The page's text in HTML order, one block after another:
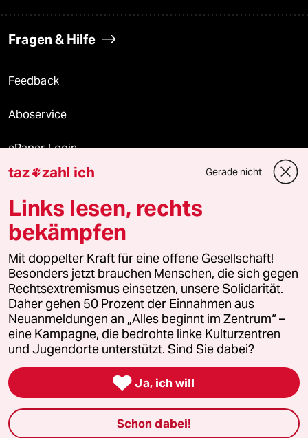
Fragen & Hilfe
Feedback
Aboservice
ePaper Login
Downloads für Abonnierende
© 2026 taz Verlags und Vertriebs GmbH
Alle Rechte vorbehalten. Bei rechtlichen Fragen oder für Genehmigungen
wenden Sie sich bitte an lizenzen@taz.de
Feedback Redaktionsstatut Kommune-Richtlinien
Leitlinie Informant Datenschutz Impressum AGB
Seitenwende Einwilligungen widerrufen (Ads)
taz zahl ich Gerade nicht
Links lesen, rechts
bekämpfen
Mit doppelter Kraft für eine offene Gesellschaft!
Besonders jetzt brauchen Menschen, die sich gegen
Rechtsextremismus einsetzen, unsere Solidarität.
Daher gehen 50 Prozent der Einnahmen aus
Neuanmeldungen an „Alles beginnt im Zentrum“ –
eine Kampagne, die bedrohte linke Kulturzentren
und Jugendorte unterstützt. Sind Sie dabei?
 Ja, ich will
Schon dabei!